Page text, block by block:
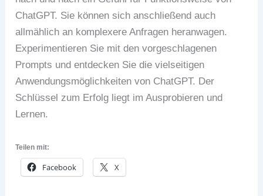
ChatGPT. Sie können sich anschließend auch
allmählich an komplexere Anfragen heranwagen.
Experimentieren Sie mit den vorgeschlagenen
Prompts und entdecken Sie die vielseitigen
Anwendungsmöglichkeiten von ChatGPT. Der
Schlüssel zum Erfolg liegt im Ausprobieren und
Lernen.
Teilen mit:
Facebook X